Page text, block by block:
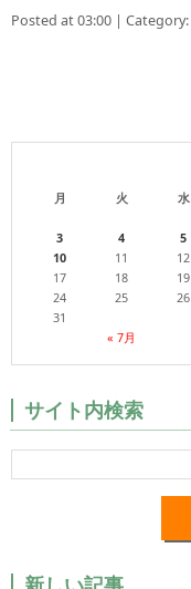
Posted at 03:00 | Category:
月
火 水
« 7月
3
4 5
10
11 12
17
18 19
24
25 26
31
サイト内検索